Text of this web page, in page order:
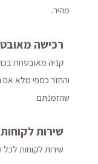
מהיר​.
רכישה​
קניה מאובטחת
והחזר כספי מלא אם
שהזמנתם.
שירות
שירות לקוחות